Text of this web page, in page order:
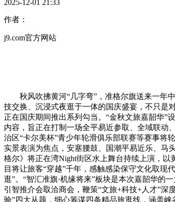
2025-12-01 21:33
作者：
j9.com官方网站
秋风吹拂黄河“几字弯”，准格尔旗送来一年中
技交换、沉浸式夜逛于一体的国庆盛宴，不只是
正在国庆期间推出系列勾当。“金秋文旅嘉韶华”
内容，旨正在打制一场全平易近参取、全域联动
治区“卡尔美杯”青少年轮滑俱乐部联赛等赛事将
实景表演为焦点，安塞腰鼓、国潮平易近乐、马
格尔》将正在湾Night街区水上舞台持续上演，
目将让旅客“穿越”千年，感触感染保守文化取现
逛”。“智汇准旗·机缘将来”板块是本次嘉韶华的
引智推介会取洽商会，鞭策“文旅+科技+人才”深
验”四大从题，细心筹谋四条精品旅逛线，涵盖